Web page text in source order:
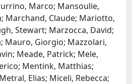
Marco; Mansoulie,
Marchand, Claude; Mariotto,
Stewart; Marzocca, David;
Mauro, Giorgio; Mazzolari,
Meade, Patrick; Mele,
Mentink, Matthias;
Elias; Miceli, Rebecca;